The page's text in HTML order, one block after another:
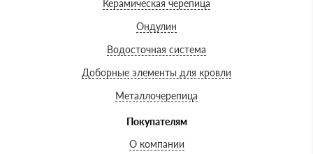
Керамическая черепица
Ондулин
Водосточная система
Доборные элементы для кровли
Металлочерепица
Покупателям
О компании